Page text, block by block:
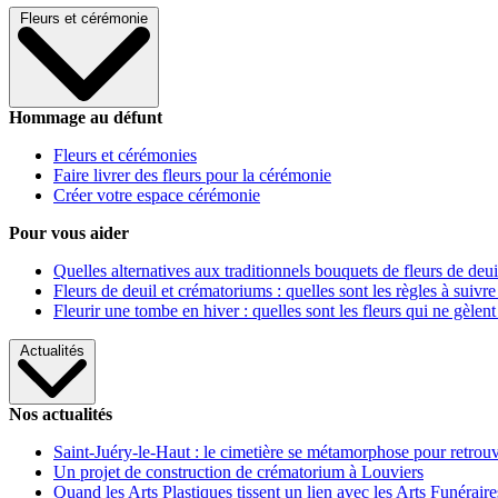
Fleurs et cérémonie
Hommage au défunt
Fleurs et cérémonies
Faire livrer des fleurs pour la cérémonie
Créer votre espace cérémonie
Pour vous aider
Quelles alternatives aux traditionnels bouquets de fleurs de
Fleurs de deuil et crématoriums : quelles sont les règles à
Fleurir une tombe en hiver : quelles sont les fleurs qui ne gèlent
Actualités
Nos actualités
Saint-Juéry-le-Haut : le cimetière se métamorphose pour
Un projet de construction de crématorium à Louviers
Quand les Arts Plastiques tissent un lien avec les Arts